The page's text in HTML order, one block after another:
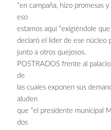
“en campaña, hizo promesas
eso
estamos aquí “exigiéndole
declaró el líder de ese núcleo
junto a otros quejosos.
POSTRADOS frente al
de
las cuales exponen sus
aluden
que “el presidente municipal
dos